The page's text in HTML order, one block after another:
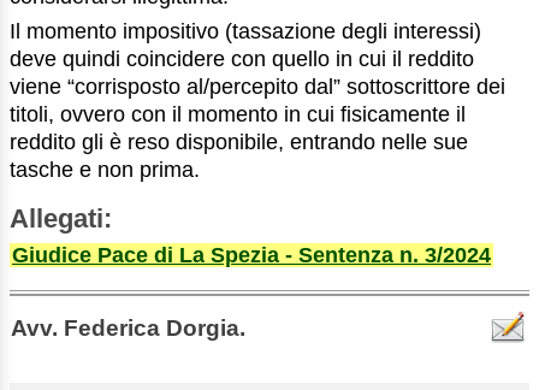
Il momento impositivo (tassazione degli interessi)
deve quindi coincidere con quello in cui il reddito
viene “corrisposto al/percepito dal” sottoscrittore dei
titoli, ovvero con il momento in cui fisicamente il
reddito gli è reso disponibile, entrando nelle sue
tasche e non prima.
Allegati:
Giudice Pace di La Spezia - Sentenza n. 3/2024
Avv. Federica Dorgia.